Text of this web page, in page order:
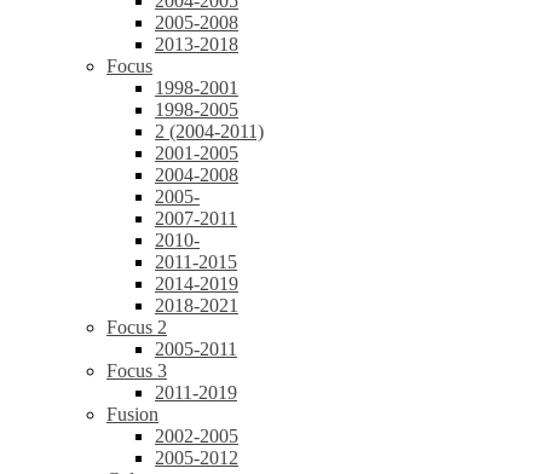
2005-2008
2013-2018
Focus
1998-2001
1998-2005
2 (2004-2011)
2001-2005
2004-2008
2005-
2007-2011
2010-
2011-2015
2014-2019
2018-2021
Focus 2
2005-2011
Focus 3
2011-2019
Fusion
2002-2005
2005-2012